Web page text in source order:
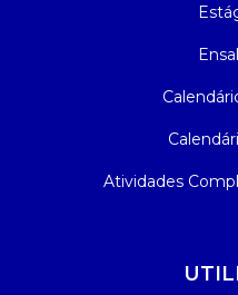
Atividades